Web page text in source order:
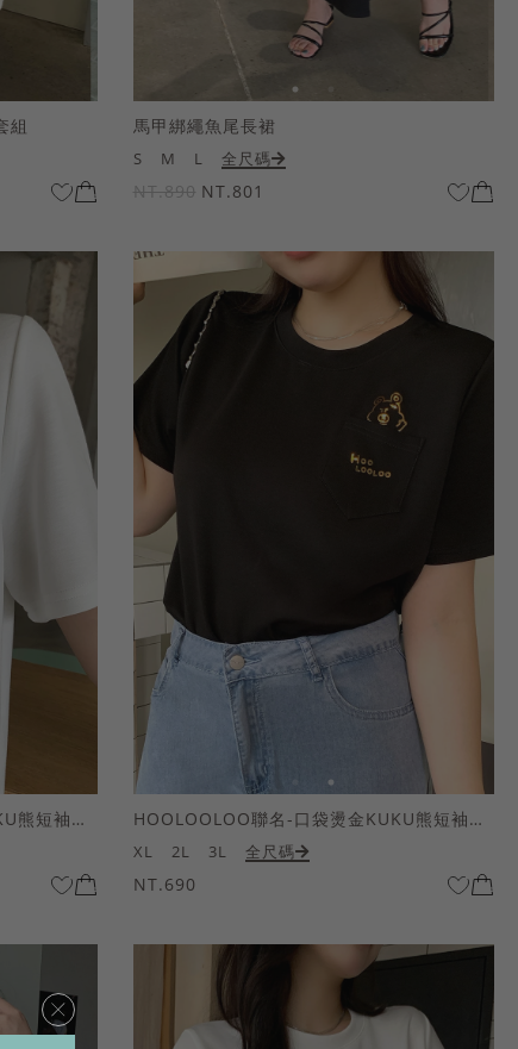
×
組 馬甲綁繩魚尾長裙
S M L 全尺碼
NT.890 NT.801
HOOLOOLOO聯名-口袋燙金KUKU熊短袖上衣 HOOLOOLOO聯名-口袋燙金KUKU熊短袖上衣
XL 2L 3L 全尺碼
NT.690